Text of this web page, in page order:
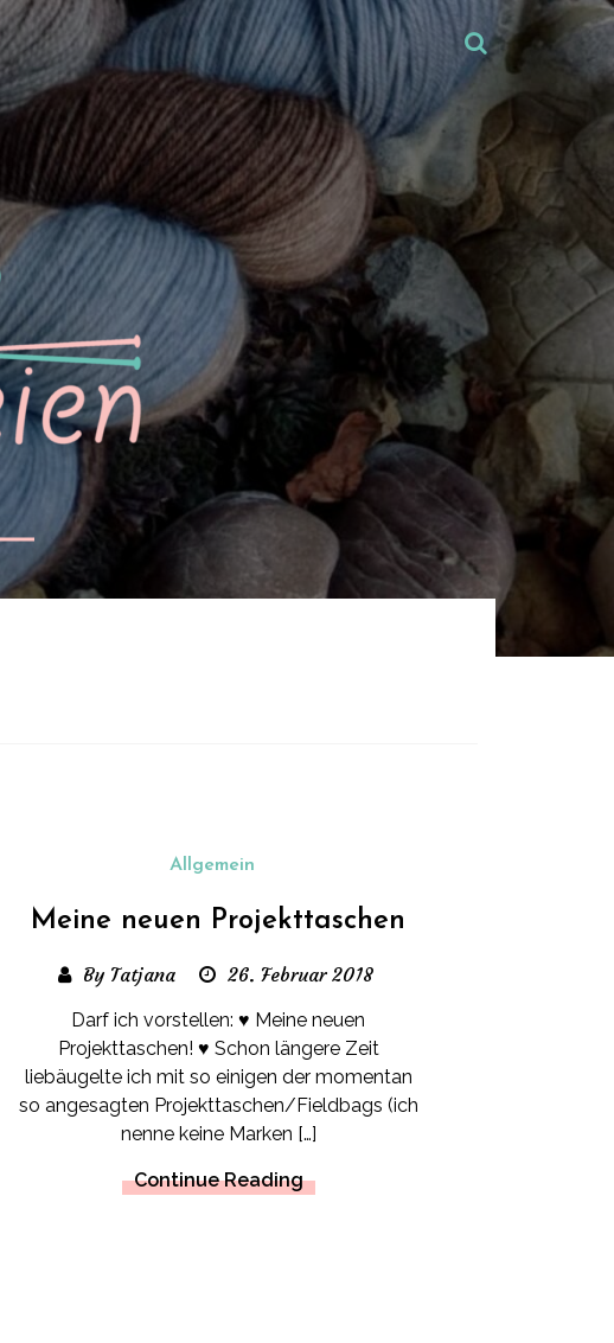
Allgemein
Meine neuen Projekttaschen
By Tatjana 26. Februar 2018
Darf ich vorstellen: ♥ Meine neuen
Projekttaschen! ♥ Schon längere Zeit
liebäugelte ich mit so einigen der momentan
so angesagten Projekttaschen/Fieldbags (ich
nenne keine Marken […]
Continue Reading